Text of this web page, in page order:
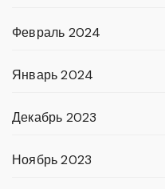
Февраль 2024
Январь 2024
Декабрь 2023
Ноябрь 2023